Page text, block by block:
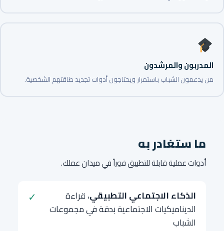
المدربون والمرشدون
من يدعمون الشباب باستمرار ويحتاجون أدوات تجديد طاقتهم الشخصية.
ما ستغادر به
أدوات عملية قابلة للتطبيق فوراً في ميدان عملك.
✓ الذكاء الاجتماعي التطبيقي، قراءة
الديناميكيات الاجتماعية بدقة في مجموعات
الشباب